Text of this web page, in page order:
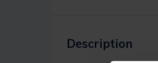
Description